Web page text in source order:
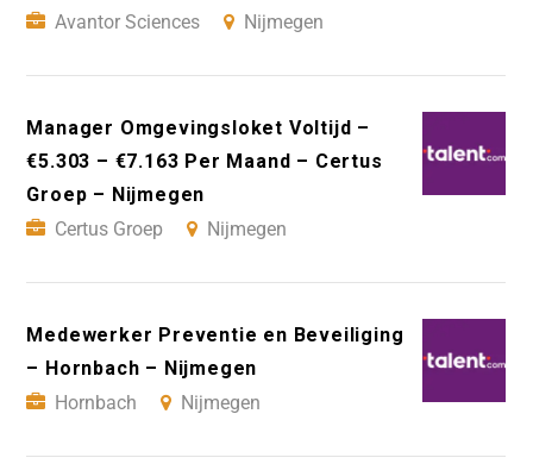
Avantor Sciences
Nijmegen
Manager Omgevingsloket Voltijd –
€5.303 – €7.163 Per Maand – Certus
Groep – Nijmegen
Certus Groep
Nijmegen
Medewerker Preventie en Beveiliging
– Hornbach – Nijmegen
Hornbach
Nijmegen